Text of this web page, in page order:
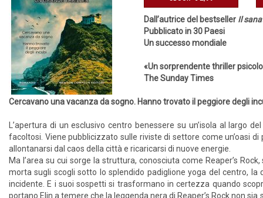
Dall’autrice del bestseller Il
Pubblicato in 30 Paesi
Un successo mondiale
«Un sorprendente thriller
The Sunday Times
Cercavano una vacanza da sogno. Hanno trovato il peggiore degli
L’apertura di un esclusivo centro benessere su un’isola al largo
facoltosi. Viene pubblicizzato sulle riviste di settore come un’oasi
allontanarsi dal caos della città e ricaricarsi di nuove energie.
Ma l’area su cui sorge la struttura, conosciuta come Reaper’s
morta sugli scogli sotto lo splendido padiglione yoga del centro,
incidente. E i suoi sospetti si trasformano in certezza quando
portano Elin a temere che la leggenda nera di Reaper’s Rock non